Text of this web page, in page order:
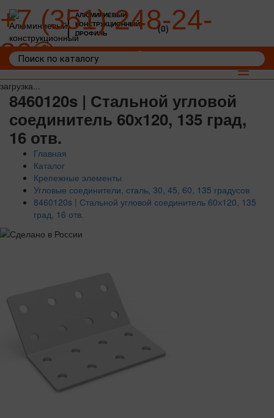
загрузка...
АЛЮМИНИЕВЫЙ
КОНСТРУКЦИОННЫЙ
ПРОФИЛЬ
+7 (351) 248-24-
36
(0)
Toggle
8460120s | Стальной угловой
соединитель 60х120, 135 град,
16 отв.
Главная
Каталог
Крепежные элементы
Угловые соединители, сталь, 30, 45, 60, 135 градусов
8460120s | Стальной угловой соединитель 60х120, 135
град, 16 отв.